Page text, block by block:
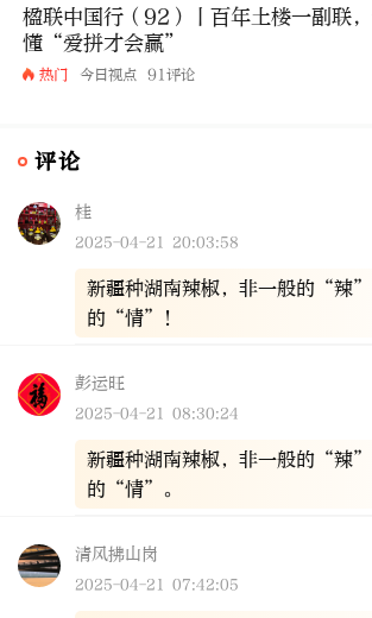
楹联中国行（92）丨百年土楼一副联
懂“爱拼才会赢”
热门 今日视点 91评论
评论
桂
2025-04-21 20:03:58
新疆种湖南辣椒，非一般的“辣
的“情”！
彭运旺
2025-04-21 08:30:24
新疆种湖南辣椒，非一般的“辣
的“情”。
清风拂山岗
2025-04-21 07:42:05